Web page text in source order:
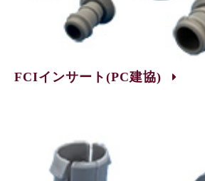
FCIインサート(PC建協)